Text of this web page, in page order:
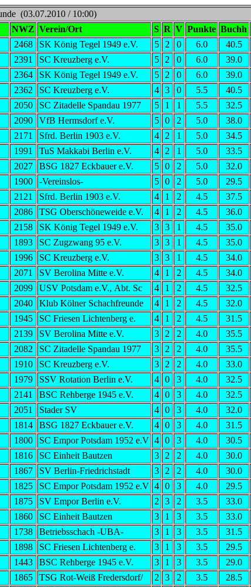
(03.07.2010 / 10:00)
NWZ Verein/Ort S R V Punkte Buchh
2468 SK König Tegel 1949 e.V. 5 2 0 6.0 40.5
2391 SC Kreuzberg e.V. 5 2 0 6.0 39.0
2364 SK König Tegel 1949 e.V. 5 2 0 6.0 39.0
2362 SC Kreuzberg e.V. 4 3 0 5.5 40.5
2050 SC Zitadelle Spandau 1977 5 1 1 5.5 32.5
2090 VfB Hermsdorf e.V. 5 0 2 5.0 38.0
2171 Sfrd. Berlin 1903 e.V. 4 2 1 5.0 34.5
1991 TuS Makkabi Berlin e.V. 4 2 1 5.0 33.5
2027 BSG 1827 Eckbauer e.V. 5 0 2 5.0 32.0
1900 -Vereinslos- 5 0 2 5.0 29.5
2121 Sfrd. Berlin 1903 e.V. 4 1 2 4.5 37.5
2086 TSG Oberschöneweide e.V. 4 1 2 4.5 36.0
2158 SK König Tegel 1949 e.V. 3 3 1 4.5 35.0
1893 SC Zugzwang 95 e.V. 3 3 1 4.5 35.0
1996 SC Kreuzberg e.V. 3 3 1 4.5 34.0
2071 SV Berolina Mitte e.V. 4 1 2 4.5 34.0
2099 USV Potsdam e.V., Abt. Sc 4 1 2 4.5 32.5
2040 Klub Kölner Schachfreunde 4 1 2 4.5 32.0
1945 SC Friesen Lichtenberg e. 4 1 2 4.5 31.5
2139 SV Berolina Mitte e.V. 3 2 2 4.0 35.5
2082 SC Zitadelle Spandau 1977 3 2 2 4.0 35.5
1910 SC Kreuzberg e.V. 3 2 2 4.0 33.0
1979 SSV Rotation Berlin e.V. 4 0 3 4.0 32.5
2141 BSC Rehberge 1945 e.V. 4 0 3 4.0 32.5
2051 Stader SV 4 0 3 4.0 32.0
1814 BSG 1827 Eckbauer e.V. 4 0 3 4.0 31.5
1800 SC Empor Potsdam 1952 e.V 4 0 3 4.0 30.5
1816 SC Einheit Bautzen 3 2 2 4.0 30.0
1867 SV Berlin-Friedrichstadt 3 2 2 4.0 30.0
1825 SC Empor Potsdam 1952 e.V 4 0 3 4.0 29.5
1875 SV Empor Berlin e.V. 2 3 2 3.5 33.0
1860 SC Einheit Bautzen 3 1 3 3.5 33.0
1738 Betriebsschach -UBA- 3 1 3 3.5 31.5
1898 SC Friesen Lichtenberg e. 3 1 3 3.5 29.5
1443 BSC Rehberge 1945 e.V. 3 1 3 3.5 29.0
1865 TSG Rot-Weiß Fredersdorf/ 2 3 2 3.5 28.5